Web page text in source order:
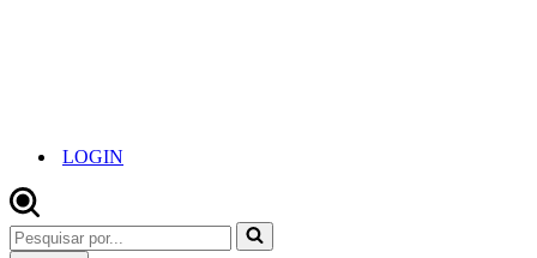
LOGIN
Pesquisar
por...